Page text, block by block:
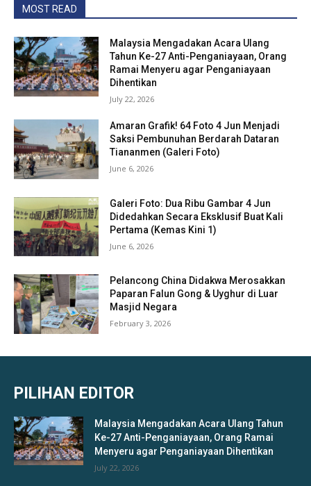
MOST READ
Malaysia Mengadakan Acara Ulang
Tahun Ke-27 Anti-Penganiayaan, Orang
Ramai Menyeru agar Penganiayaan
Dihentikan
July 22, 2026
Amaran Grafik! 64 Foto 4 Jun Menjadi
Saksi Pembunuhan Berdarah Dataran
Tiananmen (Galeri Foto)
June 6, 2026
Galeri Foto: Dua Ribu Gambar 4 Jun
Didedahkan Secara Eksklusif Buat Kali
Pertama (Kemas Kini 1)
June 6, 2026
Pelancong China Didakwa Merosakkan
Paparan Falun Gong & Uyghur di Luar
Masjid Negara
February 3, 2026
PILIHAN EDITOR
Malaysia Mengadakan Acara Ulang Tahun
Ke-27 Anti-Penganiayaan, Orang Ramai
Menyeru agar Penganiayaan Dihentikan
July 22, 2026